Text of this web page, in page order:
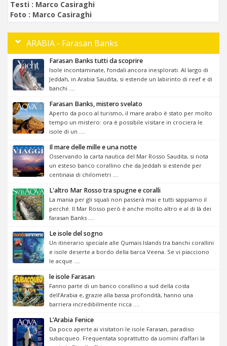
Testi : Marco Casiraghi
Foto : Marco Casiraghi
ARABIA - Farasan Banks
Farasan Banks tutti da scoprire
Isole incontaminate, fondali ancora inesplorati. Al largo di
Jeddah, in Arabia Saudita, si estende un labirinto di reef e di
banchi ....
Farasan Banks, mistero svelato
Aperto da poco al turismo, il mare arabo è stato per molto
tempo un mistero: ora è possibile visitare in crociera le
isole di un ....
Il mare delle mille e una notte
Osservando la carta nautica del Mar Rosso Saudita, si nota
un esteso banco corallino che da Jeddah si estende per
centinaia di chilometri ....
L'altro Mar Rosso tra spugne e coralli
La mania per gli squali non passerà mai e tutti sappiamo il
perché. Il Mar Rosso però è anche molto altro e al di là dei
farasan Banks ....
Le isole del sogno
Un itinerario speciale alle Qumais Islands tra banchi corallini
e isole deserte a bordo della barca Veena. Se vi piacciono
le acque ....
le isole Farasan
Fanno parte di un banco corallino a sud della costa
dell’Arabia e, grazie alla bassa profondità, hanno una
barriera incredibilmente ricca ....
L’Arabia Fenice
Da poco aperte ai visitatori le isole Farasan, paradiso
subacqueo. Frequentata soprattutto da uomini d’affari la